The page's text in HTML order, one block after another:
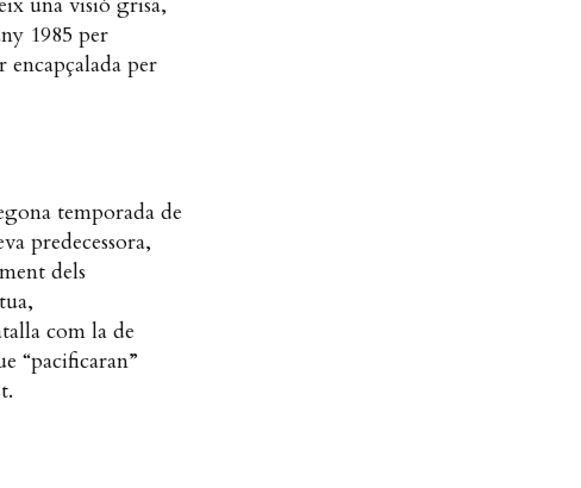
1985 per
per
temporada de
predecessora,
dels
com la de
“pacificaran”